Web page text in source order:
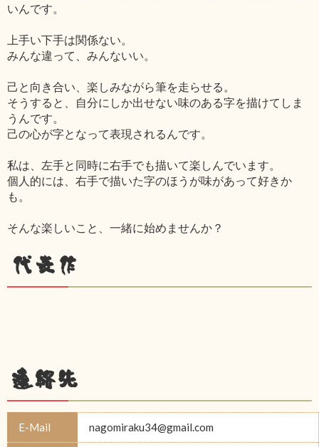
いんです。
上手い下手は関係ない。
みんな違って、みんないい。
己と向き合い、楽しみながら筆を走らせる。
そうすると、自分にしか出せない味のある字を描けてしま
うんです。
己の心が字となって表現されるんです。
私は、左手と同時に右手でも描いて楽しんでいます。
個人的には、右手で描いた字のほうが味があって好きか
も。
そんな楽しいこと、一緒に始めませんか？
代表作
連絡先
E-Mail nagomiraku34@gmail.com